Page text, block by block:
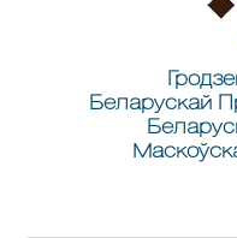
Беларускай